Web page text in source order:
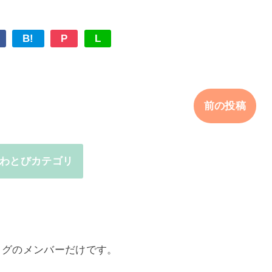
B! P L
前の投稿
とびカテゴリ
のメンバーだけです。